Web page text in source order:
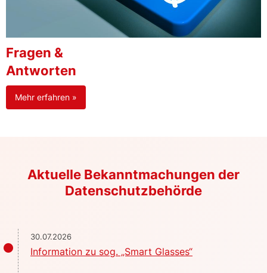
Fragen &
Antworten
Mehr erfahren »
Aktuelle Bekanntmachungen der
Datenschutzbehörde
30.07.2026
Information zu sog. „Smart Glasses“